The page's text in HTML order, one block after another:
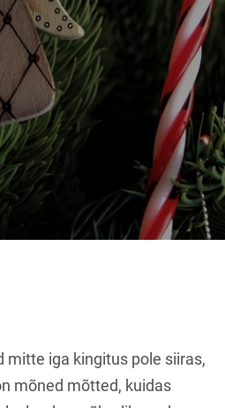
iga kingitus pole siiras,
mõned mõtted, kuidas